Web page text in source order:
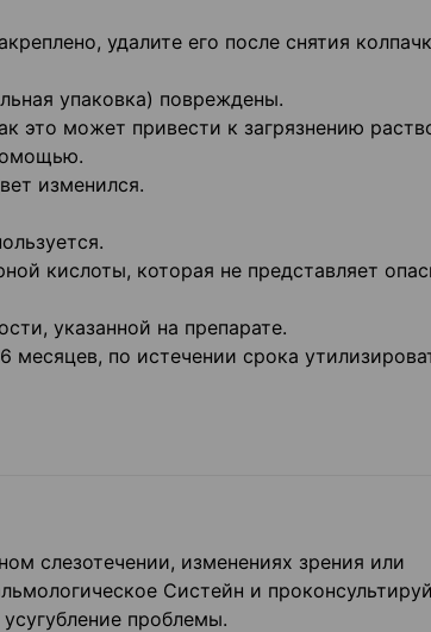
удалите его после снятия
упаковка) повреждены.
может привести к загрязнению
изменился.
кислоты, которая не представляет
указанной на препарате.
по истечении срока
слезотечении, изменениях зрения или
Систейн и
проблемы.